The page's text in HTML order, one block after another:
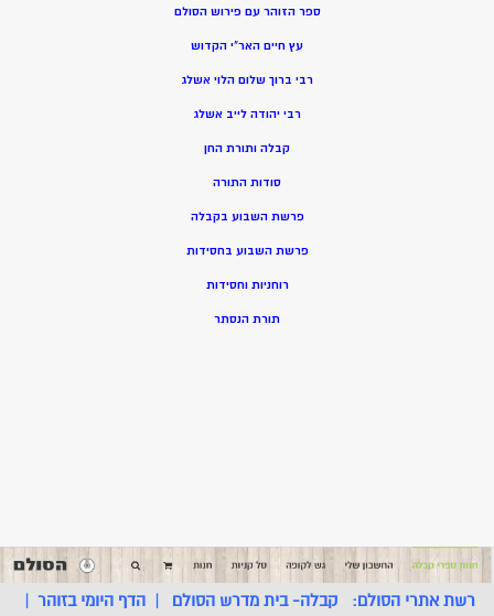
ספר הזוהר עם פירוש הסולם
עץ חיים האר”י הקדוש
רבי ברוך שלום הלוי אשלג
רבי יהודה לייב אשלג
קבלה ותורת החן
סודות התורה
פרשת השבוע בקבלה
פרשת השבוע בחסידות
רוחניות וחסידות
תורת הנסתר
רשת אתרי הסולם: קבלה- בית מדרש הסולם |הדף היומי בזוהר |